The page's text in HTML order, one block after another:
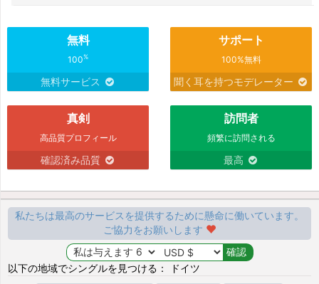
無料
100%
無料サービス
サポート
100%無料
聞く耳を持つモデレーター
真剣
高品質プロフィール
確認済み品質
訪問者
頻繁に訪問される
最高
私たちは最高のサービスを提供するために懸命に働いています。
ご協力をお願いします
以下の地域でシングルを見つける： ドイツ